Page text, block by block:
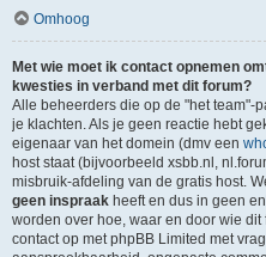
Omhoog
Met wie moet ik contact opnemen
kwesties in verband met dit forum?
Alle beheerders die op de "het team"-
je klachten. Als je geen reactie hebt
eigenaar van het domein (dmv een
host staat (bijvoorbeeld xsbb.nl,
misbruik-afdeling van de gratis host.
geen inspraak heeft en dus in geen
worden over hoe, waar en door wie
contact op met phpBB Limited met